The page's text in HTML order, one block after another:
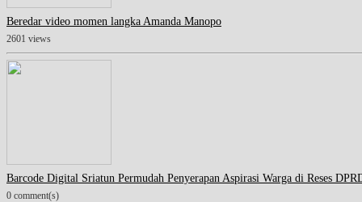
Beredar video momen langka Amanda Manopo
2601 views
Barcode Digital Sriatun Permudah Penyerapan Aspirasi Warga di Reses
0 comment(s)